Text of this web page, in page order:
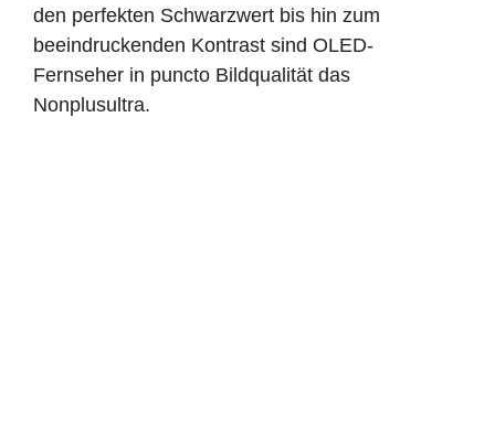
den perfekten Schwarzwert bis hin zum
beeindruckenden Kontrast sind OLED-
Fernseher in puncto Bildqualität das
Nonplusultra.